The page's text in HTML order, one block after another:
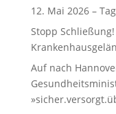
12. Mai 2026 –
Stopp
Auf nach